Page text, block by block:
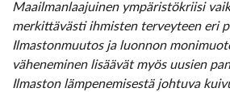
Maailmanlaajuinen ympäristökriisi
merkittävästi ihmisten terveyteen eri
Ilmastonmuutos ja luonnon
väheneminen lisäävät myös uusien
Ilmaston lämpenemisestä johtuva